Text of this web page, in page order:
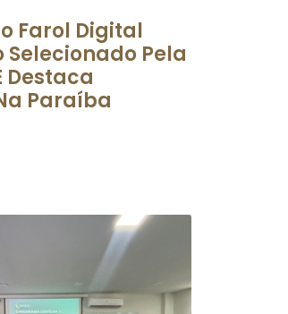
Farol Digital
Selecionado Pela
Destaca
Paraíba